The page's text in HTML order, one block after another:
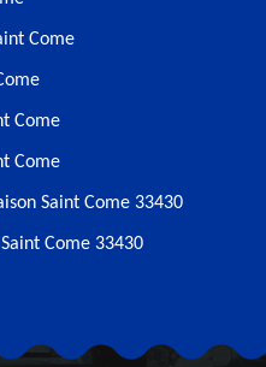
Come
Come
Come
Saint Come 33430
Come 33430